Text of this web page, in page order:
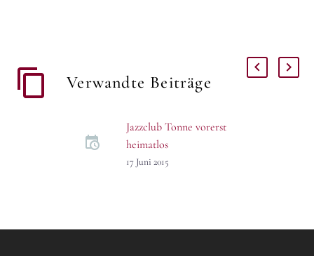
Verwandte Beiträge
Jazzclub Tonne vorerst
heimatlos
Der Jazzclub Tonne muss
Wassereinbruch hat am
17 Juni 2015